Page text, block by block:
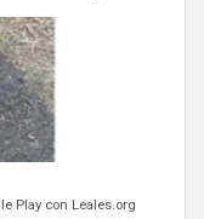
con marca de